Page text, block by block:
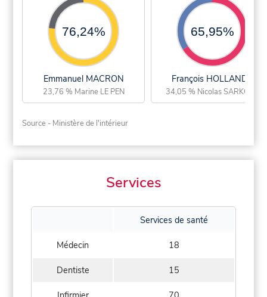
76,24%
Emmanuel MACRON
23,76 % Marine LE PEN
65,95%
François HOLLANDE
34,05 % Nicolas SARKOZY
Source - Ministère de l'intérieur
Services
Services de santé
Médecin 18
Dentiste 15